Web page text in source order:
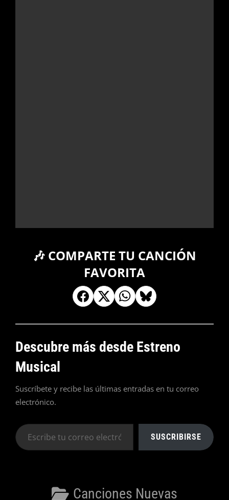
🎶 COMPARTE TU CANCIÓN
FAVORITA
Descubre más desde Estreno
Musical
Suscríbete y recibe las últimas entradas en tu correo
electrónico.
Escribe
tu
SUSCRIBIRSE
Categorías
Canciones Nuevas